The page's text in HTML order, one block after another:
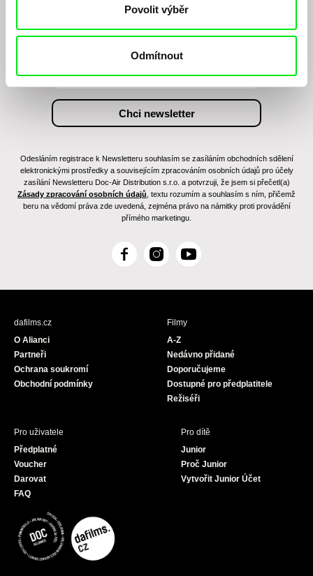
Povolit výběr
Odmítnout
Chcete být pravidelně informováni o našem
Odesláním registrace k Newsletteru souhlasím se zasíláním obchodních sdělení
elektronickými prostředky a souvisejícím zpracováním osobních údajů pro účely
zasílání Newsletteru Doc-Air Distribution s.r.o. a potvrzuji, že jsem si přečetl(a)
Zásady zpracování osobních údajů , textu rozumím a souhlasím s ním, přičemž
beru na vědomí práva zde uvedená, zejména právo na námitky proti provádění
přímého marketingu.
F
c
I
s
Y
u
dafilms.cz
O Alianci
Partneři
Ochrana soukromí
Obchodní podmínky
Filmy
A-Z
Nedávno přidané
Doporučujeme
Dostupné pro předplatitele
Režiséři
Pro uživatele
Předplatné
Voucher
Darovat
FAQ
Pro dítě
Junior
Proč Junior
Vytvořit Junior Účet